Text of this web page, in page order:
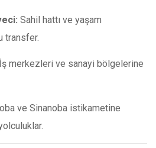
Sahil hattı ve yaşam
transfer.
İş merkezleri ve sanayi bölgelerine
ve Sinanoba istikametine